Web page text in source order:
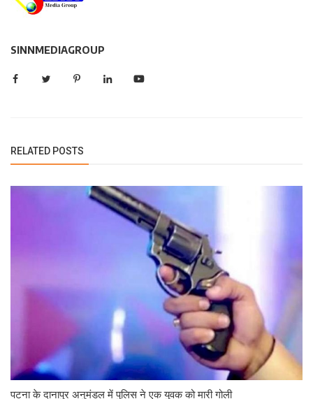
SINNMEDIAGROUP
RELATED POSTS
पटना के दानापुर अनुमंडल में पुलिस ने एक युवक को मारी गोली